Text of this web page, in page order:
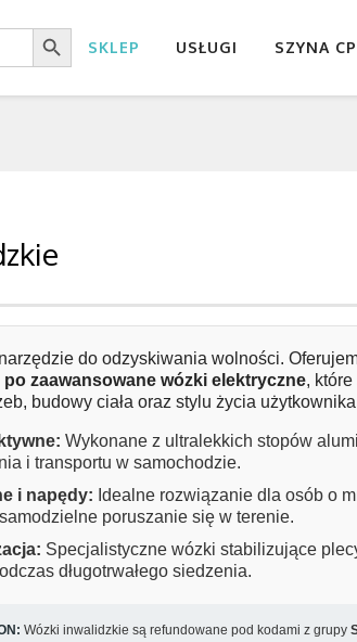
Search Button
SKLEP USŁUGI SZYNA
do odzyskiwania wolności.
zaawansowane wózki elektryczne,
budowy ciała oraz stylu życia
Wykonane z ultralekkich stopów
i transportu w samochodzie.
i napędy: Idealne rozwiązanie dla osób o
poruszanie się w terenie.
Specjalistyczne wózki stabilizujące
długotrwałego siedzenia.
Wózki inwalidzkie są refundowane pod kodami z grupy